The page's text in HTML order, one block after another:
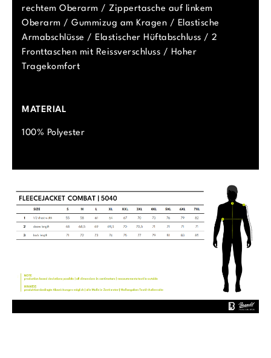
rechtem Oberarm / Zippertasche auf linkem
Oberarm / Gummizug am Kragen / Elastische
Armabschlüsse / Elastischer Hüftabschluss / 2
Fronttaschen mit Reissverschluss / Hoher
Tragekomfort
MATERIAL
100% Polyester